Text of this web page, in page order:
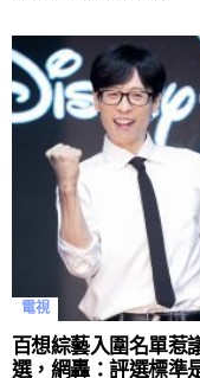
電視
百想綜藝入圍名單惹
選，網轟：評選標準